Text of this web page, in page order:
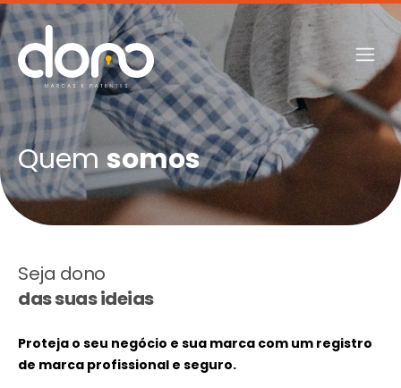
Quem somos
Seja dono
das suas ideias
Proteja o seu negócio e sua marca com um registro
de marca profissional e seguro.